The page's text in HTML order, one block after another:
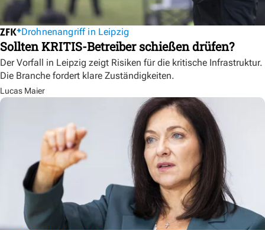
Drohnenangriff in Leipzig
Sollten KRITIS-Betreiber schießen drüfen?
Der Vorfall in Leipzig zeigt Risiken für die kritische Infrastruktur.
Die Branche fordert klare Zuständigkeiten.
Lucas Maier